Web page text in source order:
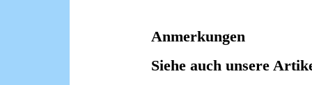
Anmerkungen
Siehe auch unsere